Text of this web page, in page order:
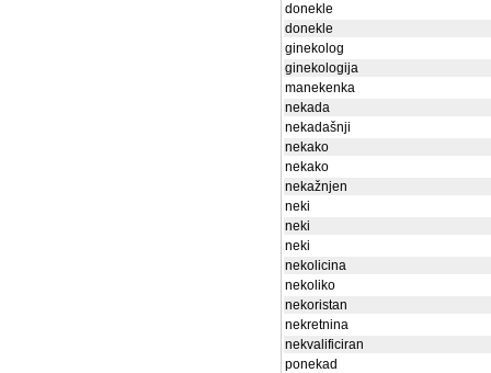
donekle
donekle
ginekolog
ginekologija
manekenka
nekada
nekadašnji
nekako
nekako
nekažnjen
neki
neki
neki
nekolicina
nekoliko
nekoristan
nekretnina
nekvalificiran
ponekad